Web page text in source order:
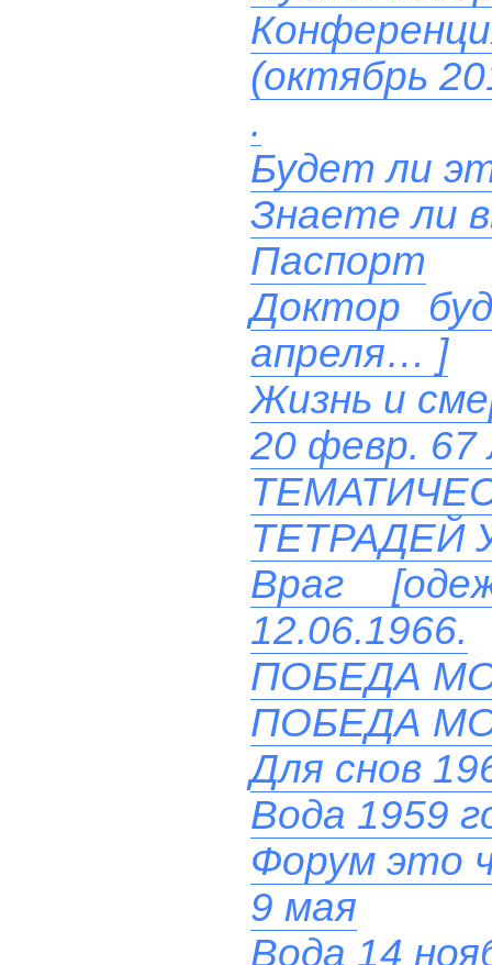
(октябрь
.
Будет ли
Знаете ли
Паспорт
Доктор
апреля… ]
Жизнь и
20 февр.
ТЕТРАДЕЙ
Враг
12.06.1966.
ПОБЕДА
ПОБЕДА
Для снов
Вода 1959
Форум это
9 мая
Вода 14